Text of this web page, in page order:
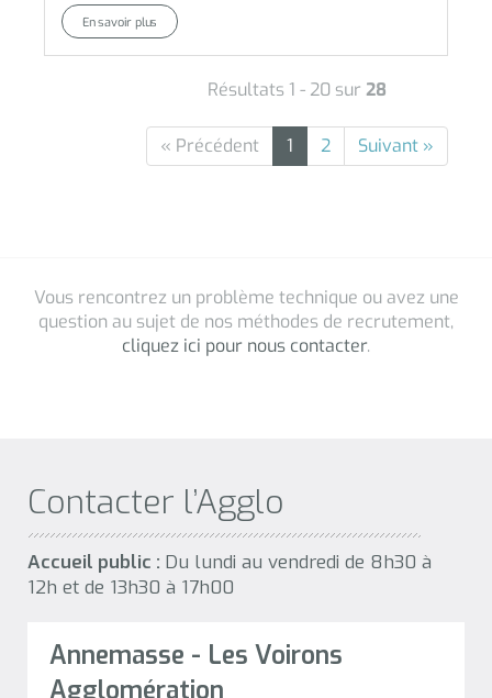
Contacter l’Agglo
Accueil public : Du lundi au vendredi de 8h30 à
12h et de 13h30 à 17h00
Annemasse - Les Voirons
Agglomération